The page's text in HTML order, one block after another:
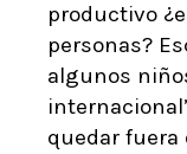
productivo
personas?
algunos
quedar fuera